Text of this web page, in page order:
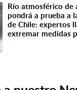
Río atmosférico de
pondrá a prueba a
de Chile: expertos
extremar medidas